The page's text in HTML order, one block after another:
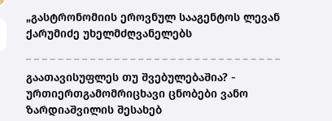
„გასტრონომიის ეროვნულ სააგენტოს ლევან
ქარუმიძე უხელმძღვანელებს
გაათავისუფლეს თუ შვებულებაშია? -
ურთიერთგამომრიცხავი ცნობები ვანო
ზარდიაშვილის შესახებ